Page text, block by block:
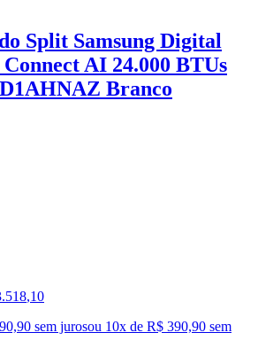
Split Samsung Digital
AI 24.000 BTUs
Branco
,10
sem jurosou 10x de R$ 390,90 sem